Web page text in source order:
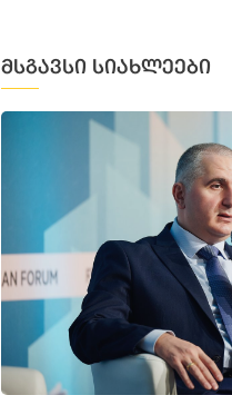
მსგავსი სიახლეები